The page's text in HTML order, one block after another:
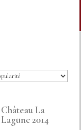
Château La
Lagune 2014